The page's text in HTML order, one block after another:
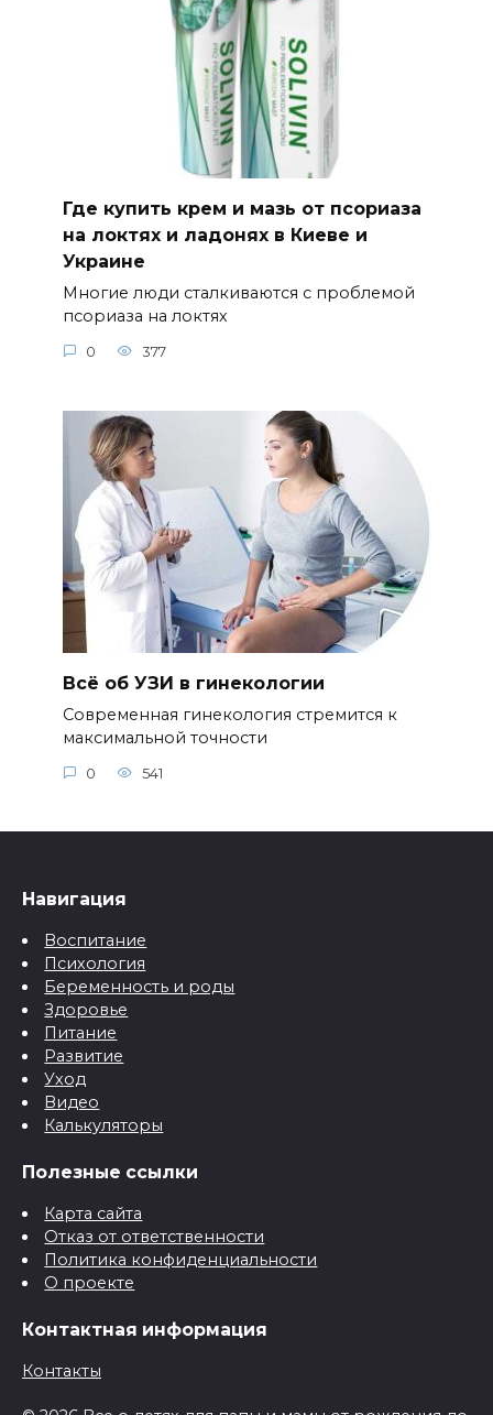
Где купить крем и мазь от псориаза
на локтях и ладонях в Киеве и
Украине
Многие люди сталкиваются с проблемой
псориаза на локтях
0 377
Всё об УЗИ в гинекологии
Современная гинекология стремится к
максимальной точности
0 541
Навигация
Воспитание
Психология
Беременность и роды
Здоровье
Питание
Развитие
Уход
Видео
Калькуляторы
Полезные ссылки
Карта сайта
Отказ от ответственности
Политика конфиденциальности
О проекте
Контактная информация
Контакты